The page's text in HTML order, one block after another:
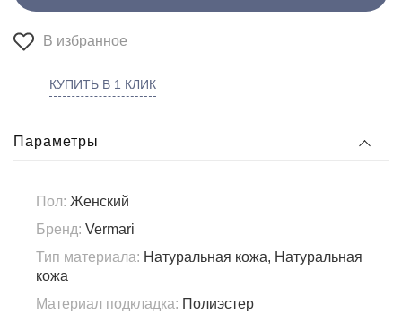
В избранное
КУПИТЬ В 1 КЛИК
Параметры
Пол: Женский
Бренд: Vermari
Тип материала: Натуральная кожа, Натуральная
кожа
Материал подкладка: Полиэстер